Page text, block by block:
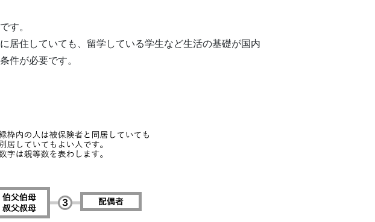
す。
居住していても、留学している学生など生活の基礎が国内
件が必要です。